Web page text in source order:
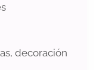
decoración